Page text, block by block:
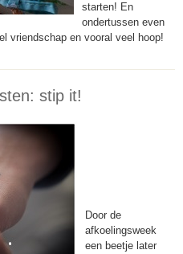
starten! En
ondertussen even
vriendschap en vooral veel hoop!
stip it!
Door de
afkoelingsweek
een beetje later